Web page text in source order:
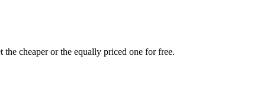
cheaper or the equally priced one for free.